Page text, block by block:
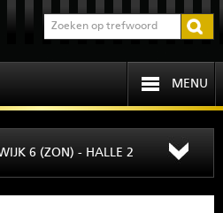
MENU
6 (ZON) - HALLE 2